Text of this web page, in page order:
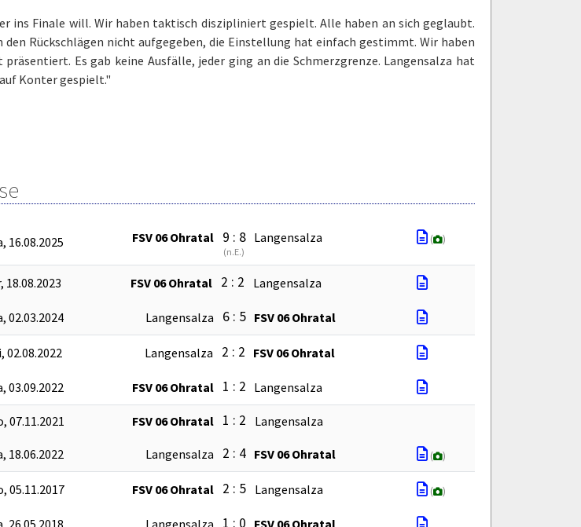
ins Finale will. Wir haben taktisch diszipliniert gespielt. Alle haben an sich geglaubt.
den Rückschlägen nicht aufgegeben, die Einstellung hat einfach gestimmt. Wir haben
Es gab keine Ausfälle, jeder ging an die Schmerzgrenze. Langensalza hat
Konter gespielt."
16.08.2025 FSV 06 Ohratal 9 : 8
(n.E.)
Langensalza ( )
18.08.2023 FSV 06 Ohratal 2 : 2 Langensalza
02.03.2024 Langensalza 6 : 5 FSV 06 Ohratal
02.08.2022 Langensalza 2 : 2 FSV 06 Ohratal
03.09.2022 FSV 06 Ohratal 1 : 2 Langensalza
07.11.2021 FSV 06 Ohratal 1 : 2 Langensalza
18.06.2022 Langensalza 2 : 4 FSV 06 Ohratal ( )
05.11.2017 FSV 06 Ohratal 2 : 5 Langensalza ( )
26.05.2018 Langensalza 1 : 0 FSV 06 Ohratal